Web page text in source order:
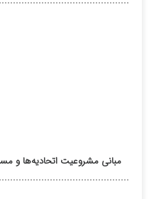
مبانی مشروعیت اتحادیه‌ها و